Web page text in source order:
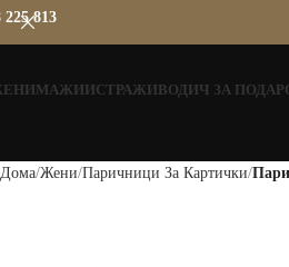
МАЖИИСТРАЖИВОДИЧ ЗА
Дома Жени Паричници За Картички
225 813